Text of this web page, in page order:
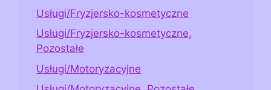
Usługi/Fryzjersko-kosmetyczne
Usługi/Fryzjersko-kosmetyczne,
Pozostałe
Usługi/Motoryzacyjne